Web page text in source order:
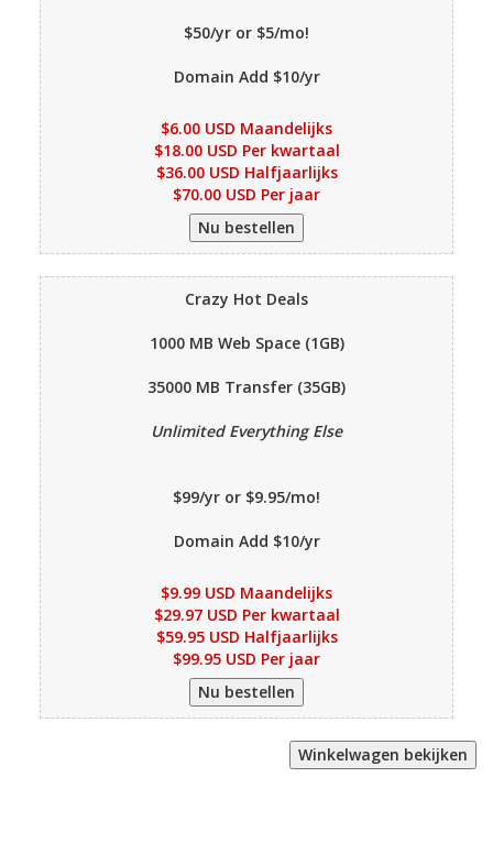
$50/yr or $5/mo!
Domain Add $10/yr
$6.00 USD Maandelijks
$18.00 USD Per kwartaal
$36.00 USD Halfjaarlijks
$70.00 USD Per jaar
Crazy Hot Deals
1000 MB Web Space (1GB)
35000 MB Transfer (35GB)
Unlimited Everything Else
$99/yr or $9.95/mo!
Domain Add $10/yr
$9.99 USD Maandelijks
$29.97 USD Per kwartaal
$59.95 USD Halfjaarlijks
$99.95 USD Per jaar